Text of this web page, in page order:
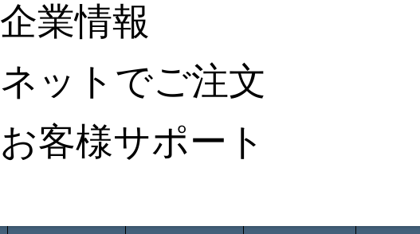
企業情報
ネットでご注文
お客様サポート